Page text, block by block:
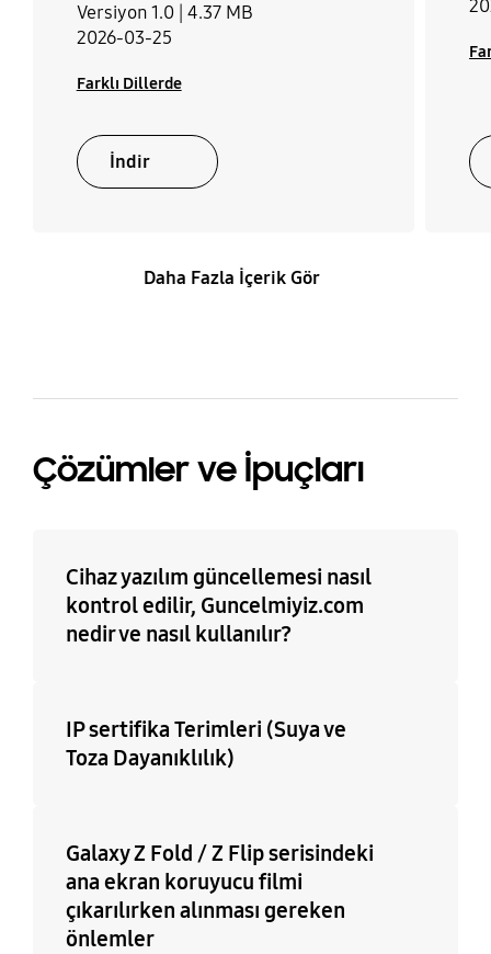
Versiyon 1.0 | 4.37 MB
2026-03-25
Farklı Dillerde
İndir
Daha Fazla İçerik Gör
Çözümler ve İpuçları
Cihaz yazılım güncellemesi nasıl
kontrol edilir, Guncelmiyiz.com
nedir ve nasıl kullanılır?
IP sertifika Terimleri (Suya ve
Toza Dayanıklılık)
Galaxy Z Fold / Z Flip serisindeki
ana ekran koruyucu filmi
çıkarılırken alınması gereken
önlemler